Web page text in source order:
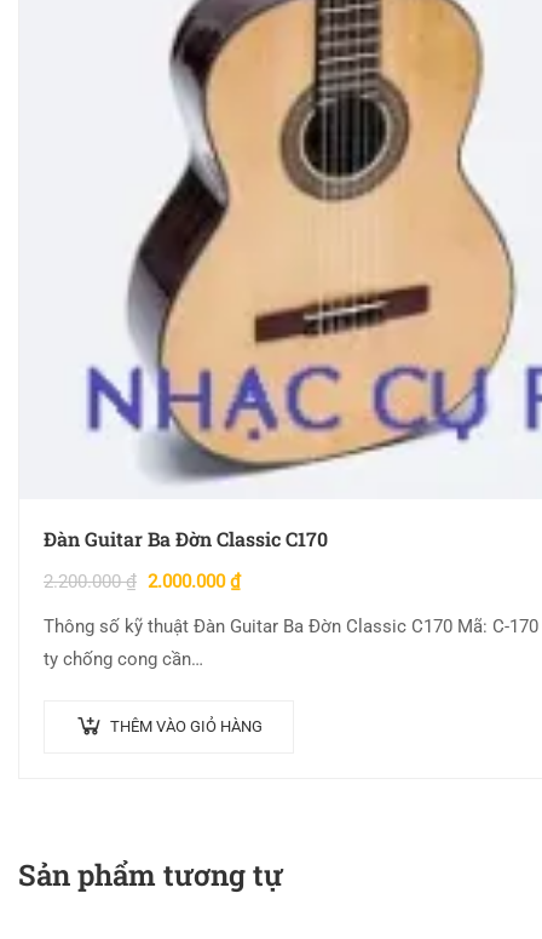
Đàn Guitar Ba Đờn Classic C170
2.200.000₫ 2.000.000₫
Thông số kỹ thuật Đàn Guitar Ba Đờn Classic C170 Mã: C-
ty chống cong cần…
THÊM VÀO GIỎ HÀNG
Sản phẩm tương tự